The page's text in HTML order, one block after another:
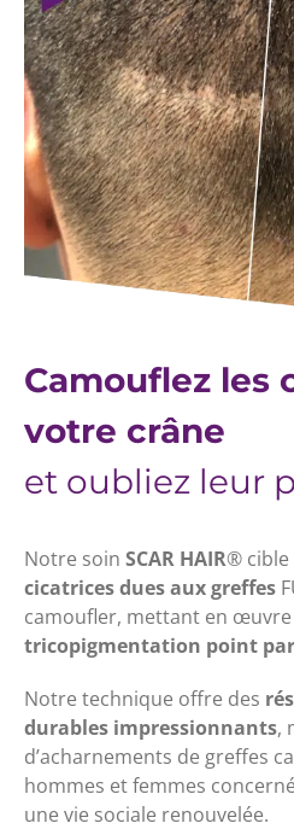
Camouflez les
votre crâne
et oubliez leur
Notre soin SCAR HAIR® cible
cicatrices dues aux greffes
camoufler, mettant en
tricopigmentation point
Notre technique offre des
durables impressionnants,
d’acharnements de greffes
hommes et femmes
une vie sociale renouvelée.